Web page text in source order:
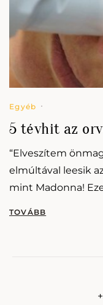
Egyéb
5 tévhit az
“Elveszítem
elmúltával leesik
mint Madonna!